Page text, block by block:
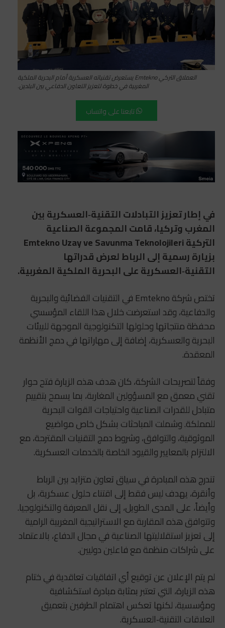
العملاق التركي Emtekno يستعرض تقنياته العسكرية أمام البحرية الملكية
المغربية في خطوة لتعزيز التعاون الدفاعي بين البلدين.
تابعنا على واتساب
في إطار تعزيز التبادلات التقنية‑العسكرية بين
المغرب وتركيا، قامت المجموعة الصناعية
التركية Emtekno Uzay ve Savunma Teknolojileri
بزيارة رسمية إلى الرباط لعرض قدراتها
التقنية‑العسكرية على البحرية الملكية المغربية.
تختص شركة Emtekno في التقنيات الفضائية والبحرية
والدفاعية، وقد استعرضت خلال هذا اللقاء المؤسسي
محفظة منتجاتها وحلولها التكنولوجية الموجهة للبيئات
البحرية والعسكرية، إضافة إلى مهاراتها في دمج الأنظمة
المعقدة.
وفقاً لتصريحات الشركة، كان هدف هذه الزيارة فتح حوار
تقني معمق مع المسؤولين المغاربة، بما يسمح بتقييم
متبادل للقدرات الصناعية واحتياجات القوات البحرية
للمملكة. وشملت المباحثات بشكل خاص مواضيع
الموثوقية، والتوافق، وشروط دمج التقنيات المقترحة، مع
الالتزام بالمعايير والقيود الخاصة بالخدمات العسكرية.
تندرج هذه المبادرة في سياق تعاون متزايد بين الرباط
وأنقرة، يهدف ليس فقط إلى اقتناء حلول عسكرية، بل
وأيضاً، على المدى الطويل، إلى نقل المعرفة والتكنولوجيا.
وتتوافق هذه المقاربة مع الاستراتيجية المغربية الرامية
إلى تعزيز استقلاليتها الصناعية في مجال الدفاع، بالاعتماد
على شراكات منظمة مع فاعلين دوليين.
لم يتم الإعلان عن توقيع أي اتفاقيات تعاقدية في ختام
هذه الزيارة، التي تعتبر بمثابة مبادرة استكشافية
ومؤسسية، لكنها تعكس اهتمام الطرفين بتعميق
العلاقات التقنية‑العسكرية.